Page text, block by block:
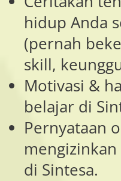
hidup Anda
(pernah
skill,
Motivasi &
belajar di
Pernyataan
di Sintesa.